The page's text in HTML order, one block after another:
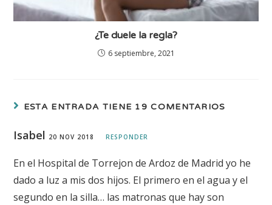
¿Te duele la regla?
6 septiembre, 2021
ESTA ENTRADA TIENE 19 COMENTARIOS
Isabel 20 NOV 2018 RESPONDER
En el Hospital de Torrejon de Ardoz de Madrid yo he
dado a luz a mis dos hijos. El primero en el agua y el
segundo en la silla… las matronas que hay son